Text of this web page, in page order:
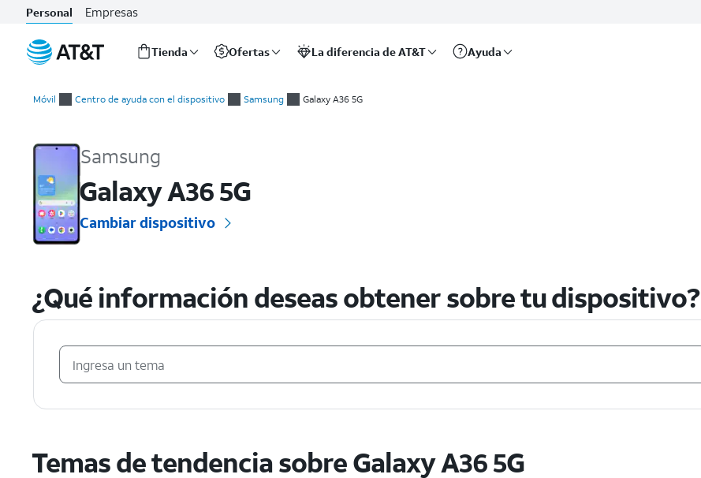
Personal Empresas
Tienda Ofertas La diferencia de AT&T Ayuda
Móvil Centro de ayuda con el dispositivo Samsung Galaxy A36 5G
Samsung
Galaxy A36 5G
Cambiar dispositivo
¿Qué información deseas obtener sobre tu dispositivo?
Temas de tendencia sobre Galaxy A36 5G